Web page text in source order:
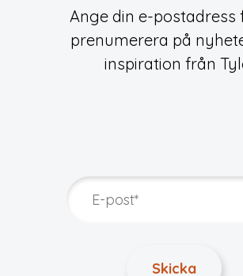
Ange din e-postadress
prenumerera på
inspiration från